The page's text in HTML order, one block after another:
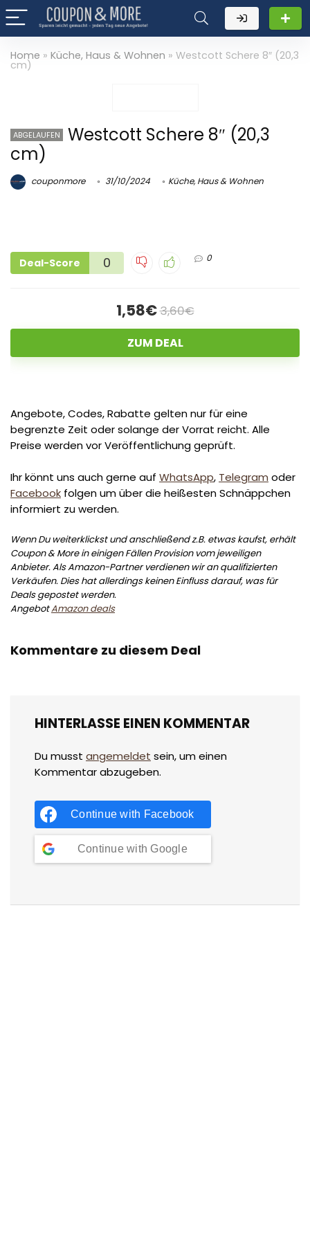
Home » Küche, Haus & Wohnen » Westcott Schere 8″ (20,3
cm)
ABGELAUFEN
Westcott Schere 8″ (20,3
cm)
couponmore 31/10/2024 Küche, Haus & Wohnen
Deal-Score 0 0
1,58€3,60€
ZUM DEAL
Angebote, Codes, Rabatte gelten nur für eine
begrenzte Zeit oder solange der Vorrat reicht. Alle
Preise werden vor Veröffentlichung geprüft.
Ihr könnt uns auch gerne auf WhatsApp, Telegram oder
Facebook folgen um über die heißesten Schnäppchen
informiert zu werden.
Wenn Du weiterklickst und anschließend z.B. etwas kaufst, erhält
Coupon & More in einigen Fällen Provision vom jeweiligen
Anbieter. Als Amazon-Partner verdienen wir an qualifizierten
Verkäufen. Dies hat allerdings keinen Einfluss darauf, was für
Deals gepostet werden.
AngebotAmazon deals
Kommentare zu diesem Deal
HINTERLASSE EINEN KOMMENTAR
Du musst angemeldet sein, um einen
Kommentar abzugeben.
Continue with Facebook
Continue with Google